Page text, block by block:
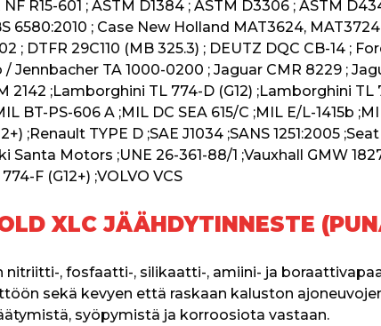
R15-601 ; ASTM D1384 ; ASTM D3306 ; ASTM
6580:2010 ; Case New Holland MAT3624,
; DTFR 29C110 (MB 325.3) ; DEUTZ DQC CB-14 ;
Jennbacher TA 1000-0200 ; Jaguar CMR 8229 ;
2142 ;Lamborghini TL 774-D (G12) ;Lamborghini TL
BT-PS-606 A ;MIL DC SEA 615/C ;MIL E/L-1415b
;Renault TYPE D ;SAE J1034 ;SANS 1251:2005
Santa Motors ;UNE 26-361-88/1 ;Vauxhall GMW
F (G12+) ;VOLVO VCS
XLC JÄÄHDYTINNESTE
nitriitti-, fosfaatti-, silikaatti-, amiini- ja
sekä kevyen että raskaan kaluston
syöpymistä ja korroosiota vastaan.